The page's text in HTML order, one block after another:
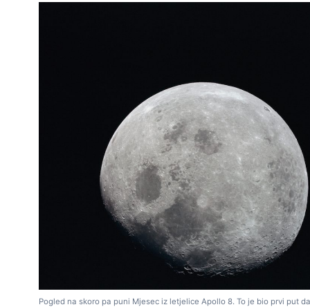
Pogled na skoro pa puni Mjesec iz letjelice Apollo 8. To je bio prvi put